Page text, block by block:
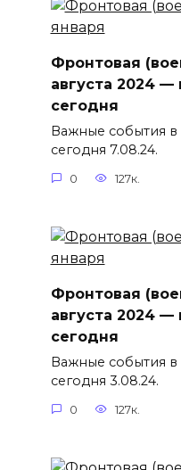
Фронтовая
августа 2024
сегодня
Важные события
сегодня 7.08.24.
0 127к.
Фронтовая
августа 2024
сегодня
Важные события
сегодня 3.08.24.
0 127к.